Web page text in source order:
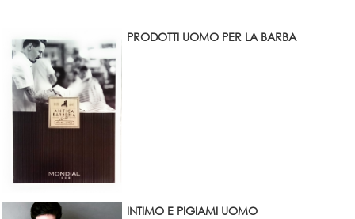
PRODOTTI UOMO PER LA BARBA
INTIMO E PIGIAMI UOMO